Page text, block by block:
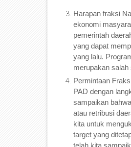
Harapan fraksi
ekonomi
pemerintah
yang dapat
yang lalu.
merupakan
Permintaan
PAD dengan
sampaikan
atau retribusi
kita untuk
target yang